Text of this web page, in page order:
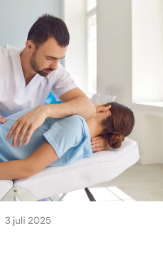
3 juli 2025